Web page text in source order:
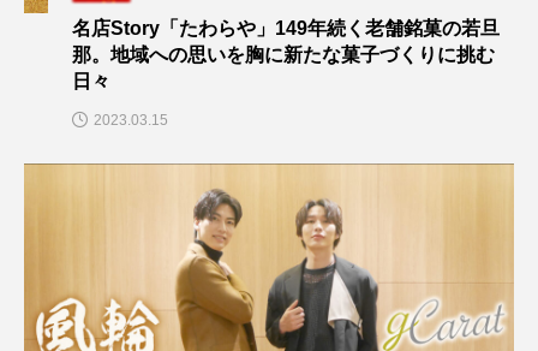
名店Story「たわらや」149年続く老舗銘菓の若旦
那。地域への思いを胸に新たな菓子づくりに挑む
日々
2023.03.15